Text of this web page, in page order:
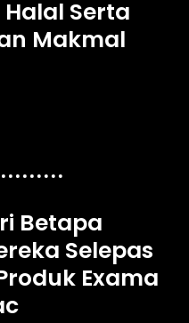
Halal Serta
Makmal
Betapa
Selepas
Exama